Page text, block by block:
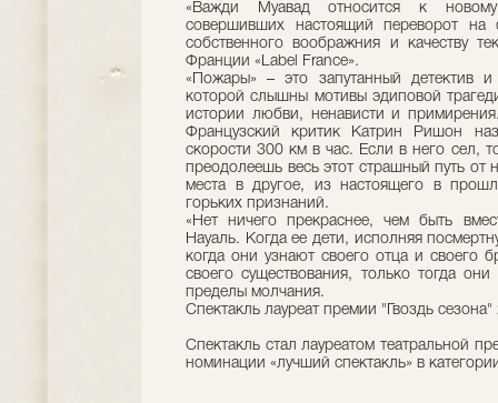
«Важди Муавад относится к новому
совершивших настоящий переворот на
собственного воображния и качеству
Франции «Label France».
«Пожары» – это запутанный детектив
которой слышны мотивы эдиповой
истории любви, ненависти и
Французский критик Катрин Ришон
скорости 300 км в час. Если в него сел,
преодолеешь весь этот страшный путь от
места в другое, из настоящего в
горьких признаний.
«Нет ничего прекраснее, чем быть
Науаль. Когда ее дети, исполняя
когда они узнают своего отца и своего
своего существования, только тогда
пределы молчания.
Спектакль лауреат премии "Гвоздь сезона"
Cпектакль стал лауреатом театральной
номинации «лучший спектакль» в